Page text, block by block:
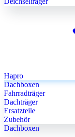
Hapro
Dachboxen
Fahrradträger
Dachträger
Ersatzteile
Zubehör
Dachboxen